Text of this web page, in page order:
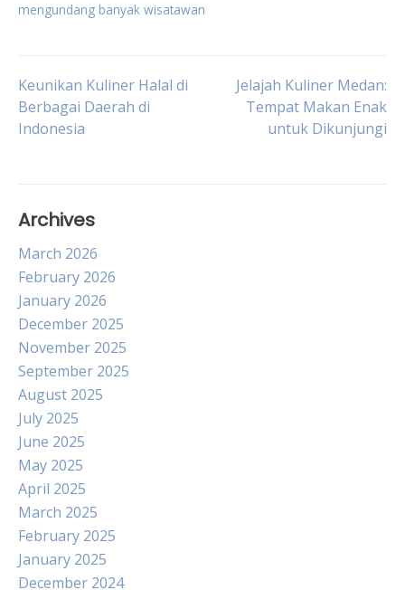
mengundang banyak wisatawan
Post
navigation
Keunikan Kuliner Halal di
Berbagai Daerah di
Indonesia
Jelajah Kuliner Medan:
Tempat Makan Enak
untuk Dikunjungi
Archives
March 2026
February 2026
January 2026
December 2025
November 2025
September 2025
August 2025
July 2025
June 2025
May 2025
April 2025
March 2025
February 2025
January 2025
December 2024